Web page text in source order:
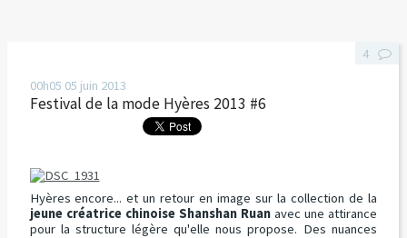
00h05 05 juin 2013
Festival de la mode Hyères 2013 #6
Hyères encore... et un retour en image sur la collection de la
jeune créatrice chinoise Shanshan Ruanavec une attirance
pour la structure légère qu'elle nous propose. Des nuances
4